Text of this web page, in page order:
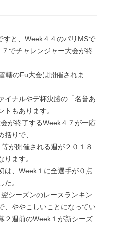
すと、Week４４のパリMSで
でチャレンジャー大会が終
轄のFu大会は開催されま
イナルやデ杯決勝の「名誉あ
トもあります。
が終了するWeek４７が一応
括りで、
が開催される週が２０１８
ります。
は、Week１に全選手が０点
た。
シーズンのレースランキン
、ややこしいことになってい
２週前のWeek１が新シーズ